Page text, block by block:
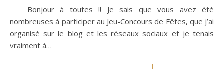
Bonjour à toutes !! Je sais que vous avez été
nombreuses à participer au Jeu-Concours de Fêtes, que j’ai
organisé sur le blog et les réseaux sociaux et je tenais
vraiment à…